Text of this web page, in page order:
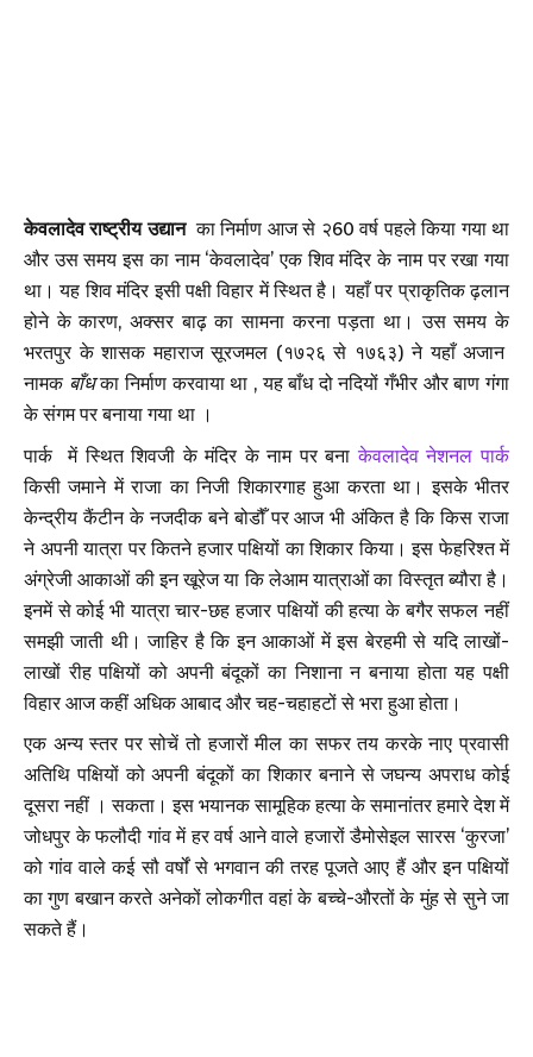
केवलादेव राष्ट्रीय उद्यानका निर्माण आज से २60 वर्ष पहले किया गया था
और उस समय इस का नाम ‘केवलादेव’ एक शिव मंदिर के नाम पर रखा गया
था। यह शिव मंदिर इसी पक्षी विहार में स्थित है। यहाँ पर प्राकृतिक ढ़लान
होने के कारण, अक्सर बाढ़ का सामना करना पड़ता था। उस समय के
भरतपुर के शासक महाराज सूरजमल (१७२६ से १७६३) ने यहाँ अजान
नामकबाँधका निर्माण करवाया था , यह बाँध दो नदियों गँभीर और बाण गंगा
के संगम पर बनाया गया था ।
पार्क में स्थित शिवजी के मंदिर के नाम पर बना केवलादेव नेशनल पार्क
किसी जमाने में राजा का निजी शिकारगाह हुआ करता था। इसके भीतर
केन्द्रीय कैंटीन के नजदीक बने बोडौँ पर आज भी अंकित है कि किस राजा
ने अपनी यात्रा पर कितने हजार पक्षियों का शिकार किया। इस फेहरिश्त में
अंग्रेजी आकाओं की इन खूरेज या कि लेआम यात्राओं का विस्तृत ब्यौरा है।
इनमें से कोई भी यात्रा चार-छह हजार पक्षियों की हत्या के बगैर सफल नहीं
समझी जाती थी। जाहिर है कि इन आकाओं में इस बेरहमी से यदि लाखों-
लाखों रीह पक्षियों को अपनी बंदूकों का निशाना न बनाया होता यह पक्षी
विहार आज कहीं अधिक आबाद और चह-चहाहटों से भरा हुआ होता।
एक अन्य स्तर पर सोचें तो हजारों मील का सफर तय करके नाए प्रवासी
अतिथि पक्षियों को अपनी बंदूकों का शिकार बनाने से जघन्य अपराध कोई
दूसरा नहीं । सकता। इस भयानक सामूहिक हत्या के समानांतर हमारे देश में
जोधपुर के फलौदी गांव में हर वर्ष आने वाले हजारों डैमोसेइल सारस ‘कुरजा’
को गांव वाले कई सौ वर्षों से भगवान की तरह पूजते आए हैं और इन पक्षियों
का गुण बखान करते अनेकों लोकगीत वहां के बच्चे-औरतों के मुंह से सुने जा
सकते हैं।